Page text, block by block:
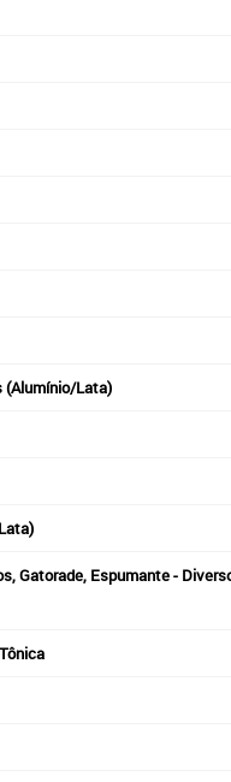
(Alumínio/Lata)
Gatorade, Espumante -